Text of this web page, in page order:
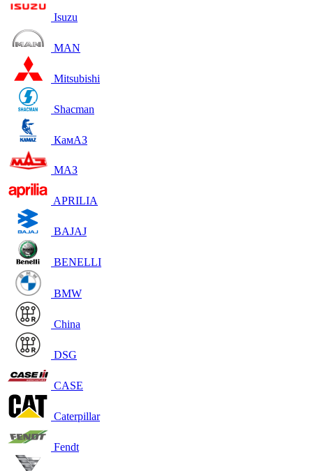
Isuzu
MAN
Mitsubishi
Shacman
КамАЗ
МАЗ
APRILIA
BAJAJ
BENELLI
BMW
China
DSG
CASE
Caterpillar
Fendt